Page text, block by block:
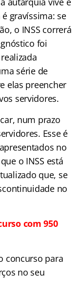
gravíssima: se
o INSS correrá
foi
série de
elas preencher
servidores.
num prazo
Esse é
no
o INSS está
que, se
no
com 950
concurso para
no seu